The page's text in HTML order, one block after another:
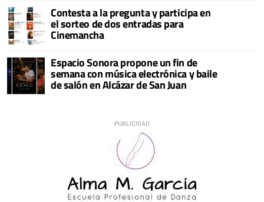
Contesta a la pregunta y participa en
el sorteo de dos entradas para
Cinemancha
Espacio Sonora propone un fin de
semana con música electrónica y baile
de salón en Alcázar de San Juan